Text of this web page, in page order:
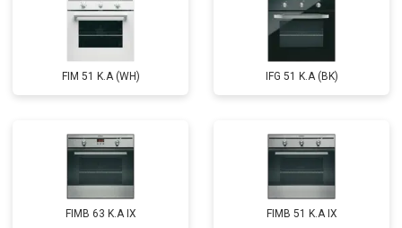
FIM 51 K.A (WH) IFG 51 K.A (BK)
FIMB 63 K.A IX FIMB 51 K.A IX